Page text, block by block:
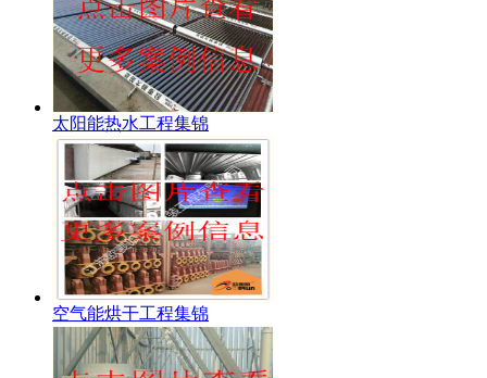
太阳能热水工程集锦
空气能烘干工程集锦